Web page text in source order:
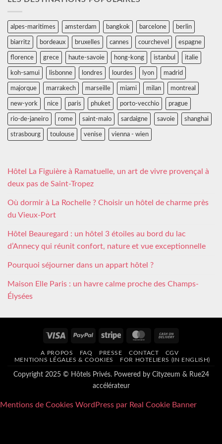
alpes-maritimes amsterdam bangkok barcelone berlin
biarritz bordeaux bruxelles cannes courchevel espagne
florence grece haute-savoie hong-kong istanbul italie
koh-samui lisbonne londres lourdes lyon madrid
majorque marrakech marseille miami milan montreal
new-york nice paris phuket porto-vecchio prague
rio-de-janeiro rome saint-malo sardaigne savoie shanghai
strasbourg toulouse venise vienna - wien
Hôtel La Figuière à Ramatuelle, un art de vivre provençal à
deux pas de Saint-Tropez
Où dormir à La Rochelle ? Choisir un hôtel de charme près
du Vieux-Port
Hôtel Beauregard : un hôtel 3 étoiles au bord du lac
d’Annecy qui réunit confort, nature et vue exceptionnelle
Pourquoi séjourner dans un appart hôtel ?
Maison Elle Paris : un havre calme proche des Champs-
Élysées
Visa PayPal Stripe MasterCard
Delivery
A PROPOS FAQ PRESSE CONTACT
CGV
MENTIONS LÉGALES & COOKIES
FOR HOTELIERS (IN ENGLISH)
Copyright 2025 © Hôtels Privés. Powered by Cityzeum & Rue24
accélérateur
Mentions de Cookies WordPress par Real Cookie Banner